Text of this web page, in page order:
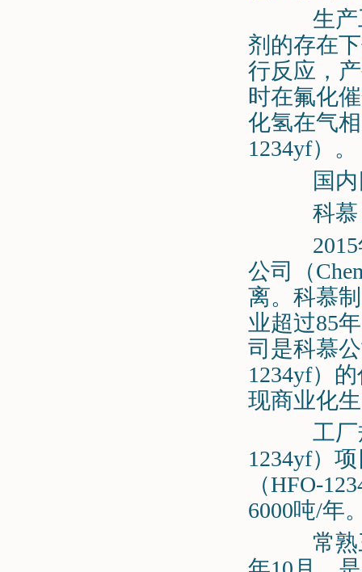
生产工
剂的存在
行反应，
时在氟化
化氢在气
1234yf）。
国内四
科慕
2015年
公司（
离。科慕
业超过85
司是科慕
1234yf）
现商业化
工厂规
1234yf）
（HFO-
6000吨/年
常熟三